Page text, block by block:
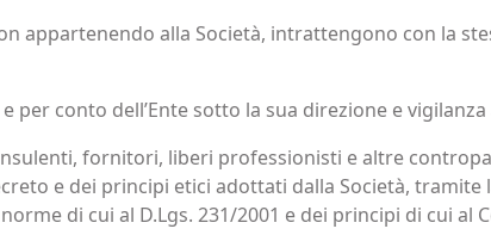
appartenendo alla Società, intrattengono con la
per conto dell’Ente sotto la sua direzione e
fornitori, liberi professionisti e altre
e dei principi etici adottati dalla Società,
di cui al D.Lgs. 231/2001 e dei principi di cui al